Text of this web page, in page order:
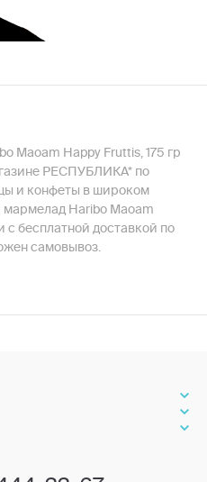
Maoam Happy Fruttis, 175 гр
РЕСПУБЛИКА* по
и конфеты в широком
Haribo Maoam
с бесплатной доставкой по
самовывоз.